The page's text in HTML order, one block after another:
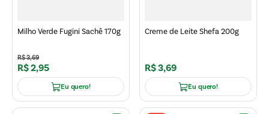
Milho Verde Fugini Sachê 170g
R$3,69
R$2,95
Eu quero!
Creme de Leite Shefa 200g
R$3,69
Eu quero!